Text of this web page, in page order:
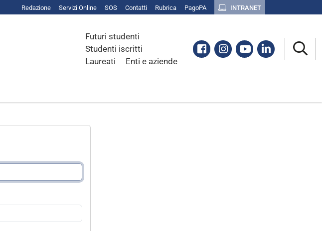
Redazione Servizi Online SOS Contatti Rubrica PagoPA INTRANET
Futuri studenti
Studenti iscritti
Laureati
Enti e aziende
Facebook
Instagram
YoutubeLinkedin